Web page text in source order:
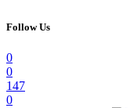
Follow Us
0
0
147
0